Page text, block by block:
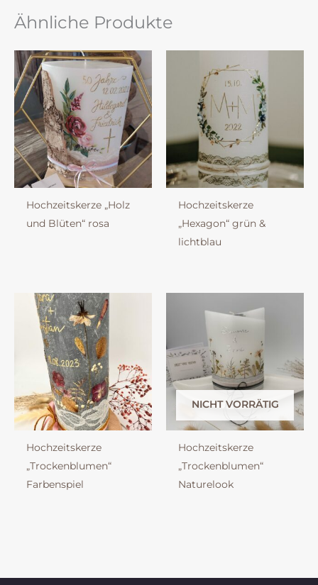
Ähnliche Produkte
Hochzeitskerze „Holz
und Blüten“ rosa
Hochzeitskerze
„Hexagon“ grün &
lichtblau
Hochzeitskerze
„Trockenblumen“
Farbenspiel
NICHT VORRÄTIG
Hochzeitskerze
„Trockenblumen“
Naturelook